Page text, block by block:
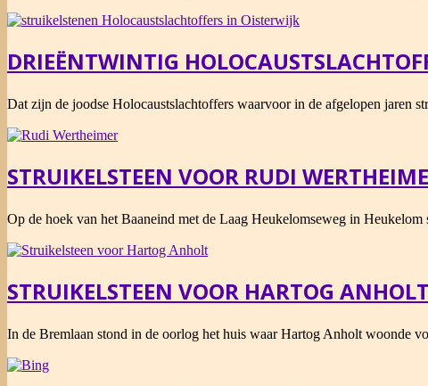
28
DRIEËNTWINTIG
2022-
27
Dat zijn de joodse Holocaustslachtoffers waarvoor in de afgelopen jaren
STRUIKELSTEEN VOOR RUDI
2021-
10-
15
Op de hoek van het Baaneind met de Laag Heukelomseweg in Heukelom
STRUIKELSTEEN VOOR HARTOG ANHOLT
2021-
14
In de Bremlaan stond in de oorlog het huis waar Hartog Anholt woonde